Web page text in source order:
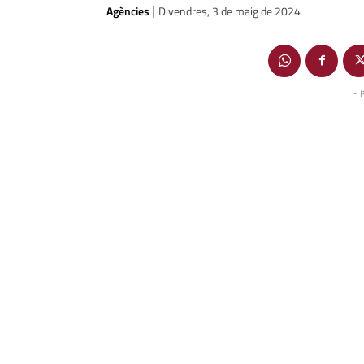
Agències | Divendres, 3 de maig de 2024
-